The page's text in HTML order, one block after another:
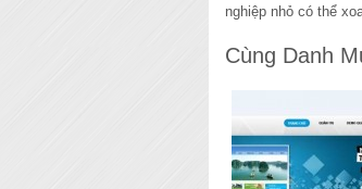
nghiệp nhỏ có thể
Cùng Danh